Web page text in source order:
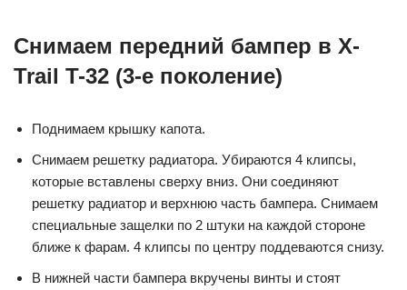
Снимаем передний бампер в X-
Trail T-32 (3-е поколение)
Поднимаем крышку капота.
Снимаем решетку радиатора. Убираются 4 клипсы,
которые вставлены сверху вниз. Они соединяют
решетку радиатор и верхнюю часть бампера. Снимаем
специальные защелки по 2 штуки на каждой стороне
ближе к фарам. 4 клипсы по центру поддеваются снизу.
В нижней части бампера вкручены винты и стоят